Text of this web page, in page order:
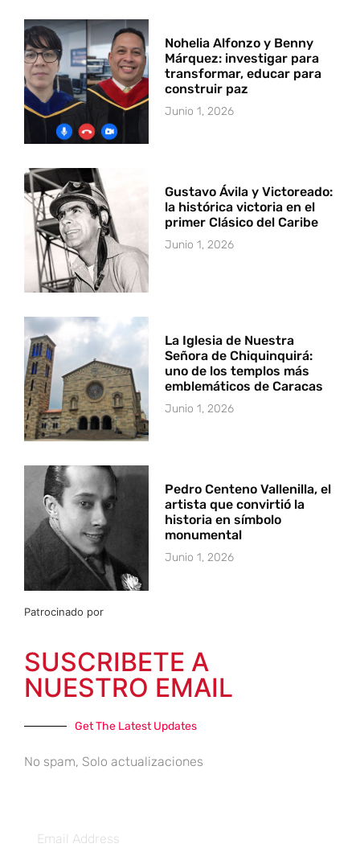
Nohelia Alfonzo y Benny
Márquez: investigar para
transformar, educar para
construir paz
Junio 1, 2026
Gustavo Ávila y Victoreado:
la histórica victoria en el
primer Clásico del Caribe
Junio 1, 2026
La Iglesia de Nuestra
Señora de Chiquinquirá:
uno de los templos más
emblemáticos de Caracas
Junio 1, 2026
Pedro Centeno Vallenilla, el
artista que convirtió la
historia en símbolo
monumental
Junio 1, 2026
Patrocinado por
SUSCRIBETE A
NUESTRO EMAIL
Get The Latest Updates
No spam, Solo actualizaciones